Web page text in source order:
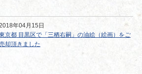
年04月15日
京都 目黒区で「三栖右嗣」の油絵（絵画）をご
却頂きました